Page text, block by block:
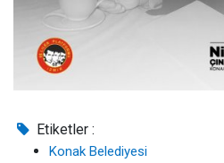
Etiketler :
Konak Belediyesi